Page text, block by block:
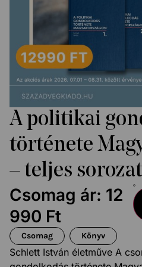
A politikai
története
– teljes sorozat
Csomag ár: 12
990 Ft
Csomag Könyv
Schlett István életműve A